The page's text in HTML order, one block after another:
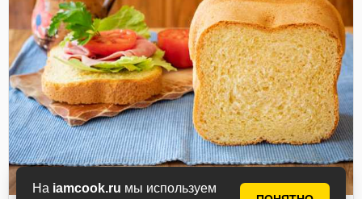
На iamcook.ru мы используем